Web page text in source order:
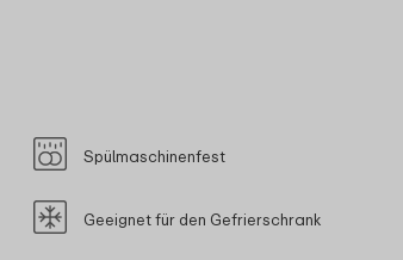
Spülmaschinenfest
Geeignet für den Gefrierschrank